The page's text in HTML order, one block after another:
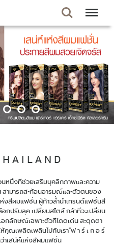
H A I L A N D
หนึ่งที่ช่วยเสริมบุคลิกภาพและความ
ามารถสะท้อนอารมณ์และตัวตนของ
งสีผมแฟชั่น ผู้ก้าวล้ำนำเทรนด์แฟชั่นสี
กปรับลุค เปลี่ยนสไตล์ กล้าที่จะเปลี่ยน
อกลักษณ์เฉพาะตัวที่โดดเด่น สะดุดตา
คุณเพลิดเพลินไปกับเรา"ฟ า ร์ เ ก อ ร์
าเสน่ห์แห่งสีผมแฟชั่น